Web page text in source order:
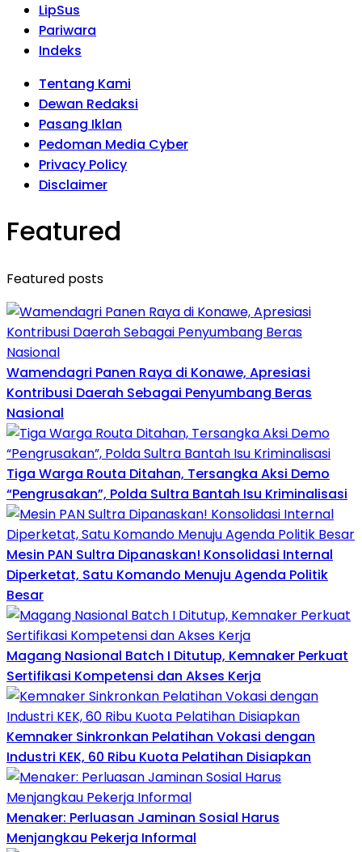
LipSus
Pariwara
Indeks
Tentang Kami
Dewan Redaksi
Pasang Iklan
Pedoman Media Cyber
Privacy Policy
Disclaimer
Featured
Featured posts
Wamendagri Panen Raya di Konawe, Apresiasi
Kontribusi Daerah Sebagai Penyumbang Beras
Nasional
Tiga Warga Routa Ditahan, Tersangka Aksi Demo
“Pengrusakan”, Polda Sultra Bantah Isu Kriminalisasi
Mesin PAN Sultra Dipanaskan! Konsolidasi Internal
Diperketat, Satu Komando Menuju Agenda Politik
Besar
Magang Nasional Batch I Ditutup, Kemnaker Perkuat
Sertifikasi Kompetensi dan Akses Kerja
Kemnaker Sinkronkan Pelatihan Vokasi dengan
Industri KEK, 60 Ribu Kuota Pelatihan Disiapkan
Menaker: Perluasan Jaminan Sosial Harus
Menjangkau Pekerja Informal